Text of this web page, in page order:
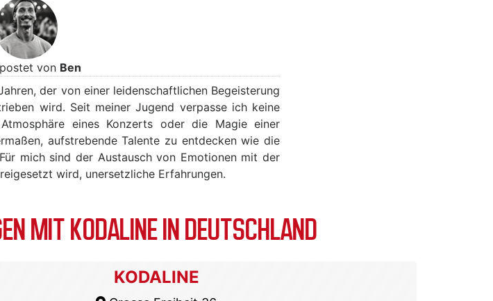
von Ben
der von einer leidenschaftlichen Begeisterung
wird. Seit meiner Jugend verpasse ich keine
eines Konzerts oder die Magie einer
aufstrebende Talente zu entdecken wie die
mich sind der Austausch von Emotionen mit der
wird, unersetzliche Erfahrungen.
MIT KODALINE IN DEUTSCHLAND
KODALINE